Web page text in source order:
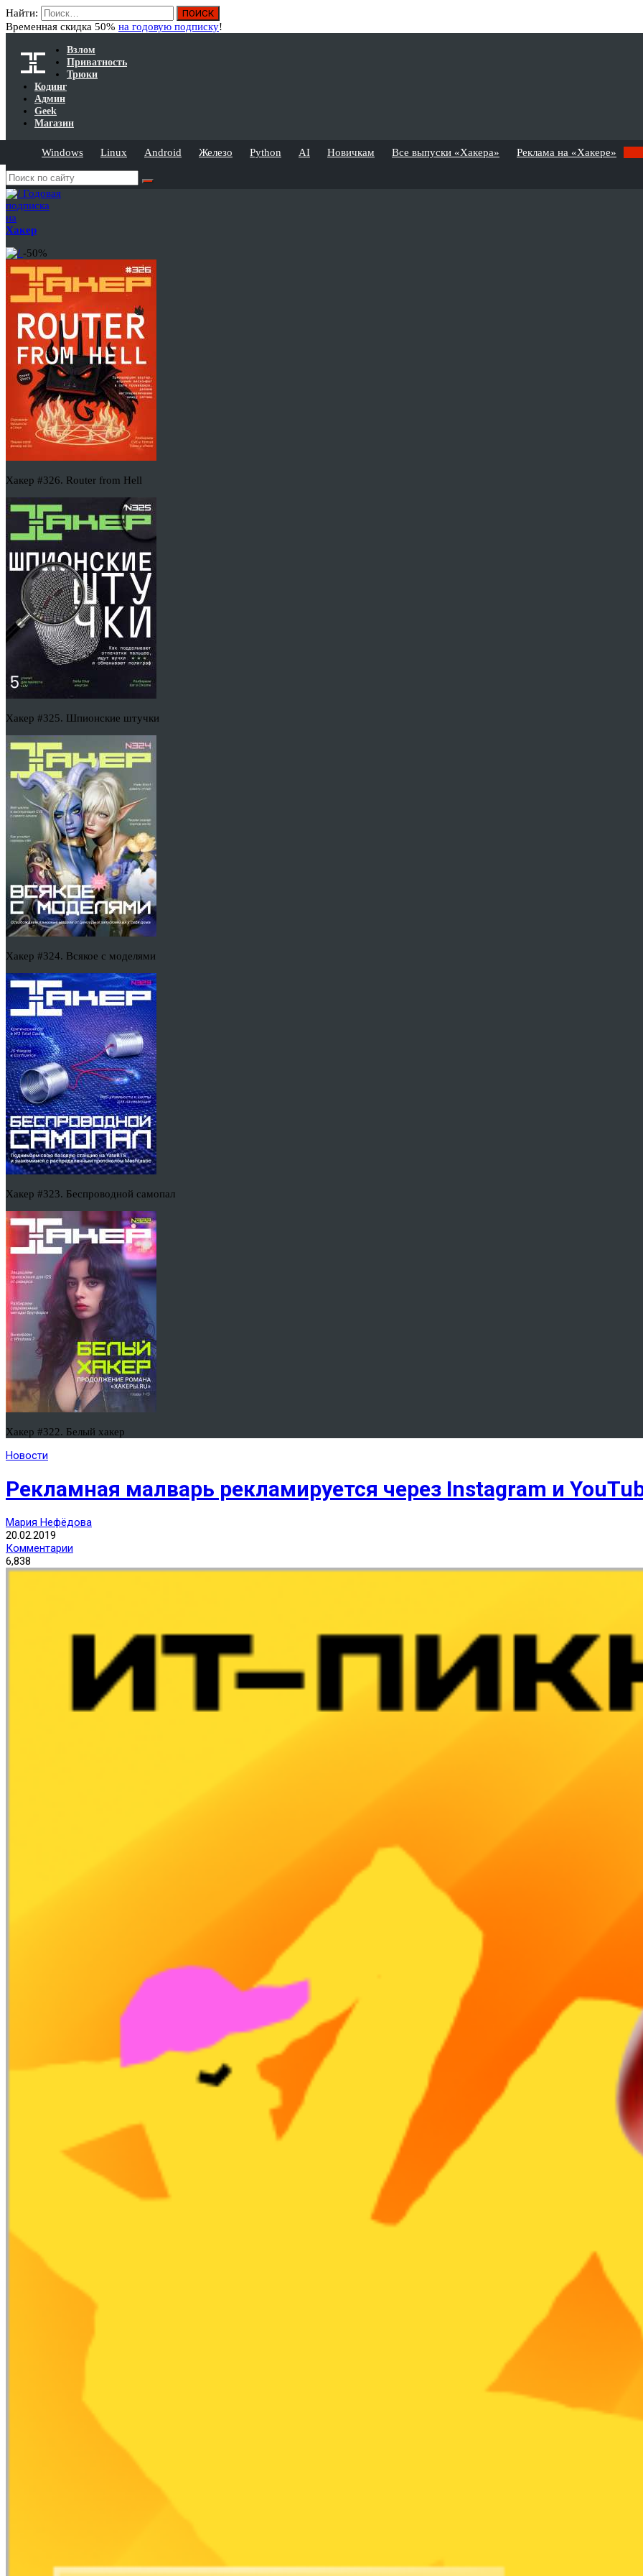
Найти:
Временная скидка 50% на годовую подписку!
Взлом
Приватность
Трюки
Кодинг
Админ
Geek
Магазин
Windows Linux Android Железо Python AI Новичкам Все выпуски «Хакера» Реклама на «Хакере»
Годовая
подписка
на
Хакер
-50%
Хакер #326. Router from Hell
Хакер #325. Шпионские штучки
Хакер #324. Всякое с моделями
Хакер #323. Беспроводной самопал
Хакер #322. Белый хакер
Новости
Рекламная малварь рекламируется через Instagram и
Мария Нефёдова
20.02.2019
Комментарии
6,838